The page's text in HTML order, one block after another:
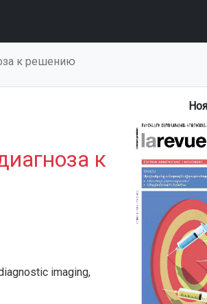
к решению
к
imaging,